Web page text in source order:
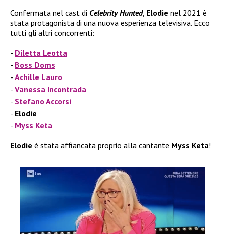
Confermata nel cast di Celebrity Hunted, Elodie nel 2021 è
stata protagonista di una nuova esperienza televisiva. Ecco
tutti gli altri concorrenti:
Diletta Leotta
Boss Doms
Achille Lauro
Vanessa Incontrada
Stefano Accorsi
Elodie
Myss Keta
Elodie è stata affiancata proprio alla cantante Myss Keta!